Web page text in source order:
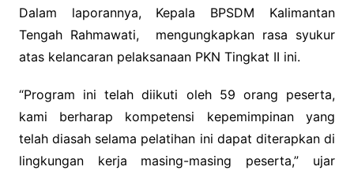
Dalam laporannya, Kepala BPSDM Kalimantan
Tengah Rahmawati, mengungkapkan rasa syukur
atas kelancaran pelaksanaan PKN Tingkat II ini.
“Program ini telah diikuti oleh 59 orang peserta,
kami berharap kompetensi kepemimpinan yang
telah diasah selama pelatihan ini dapat diterapkan di
lingkungan kerja masing-masing peserta,” ujar